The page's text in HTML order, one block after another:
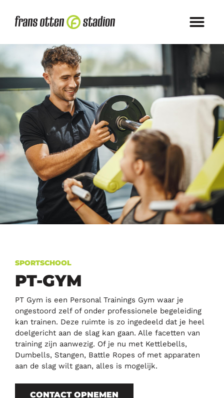
SPORTSCHOOL
PT-GYM
PT Gym is een Personal Trainings Gym waar je
ongestoord zelf of onder professionele begeleiding
kan trainen. Deze ruimte is zo ingedeeld dat je heel
doelgericht aan de slag kan gaan. Alle facetten van
training zijn aanwezig. Of je nu met Kettlebells,
Dumbells, Stangen, Battle Ropes of met apparaten
aan de slag wilt gaan, alles is mogelijk.
CONTACT OPNEMEN